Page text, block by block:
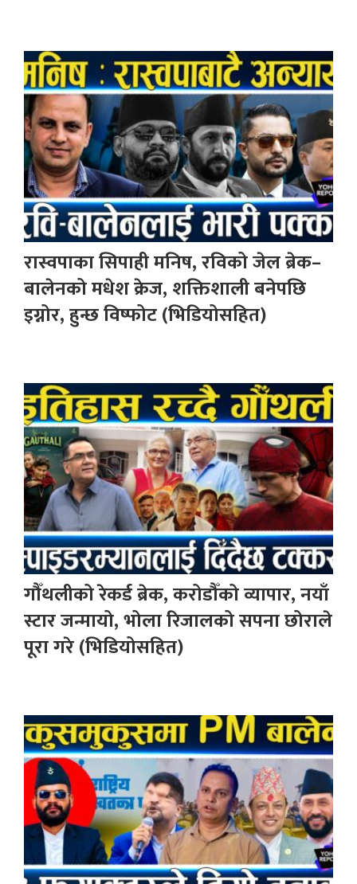
रास्वपाका सिपाही मनिष, रविको जेल ब्रेक–
बालेनको मधेश क्रेज, शक्तिशाली बनेपछि
इग्नोर, हुन्छ विष्फोट (भिडियोसहित)
गौँथलीको रेकर्ड ब्रेक, करोडौँको व्यापार, नयाँ
स्टार जन्मायो, भोला रिजालको सपना छोराले
पूरा गरे (भिडियोसहित)